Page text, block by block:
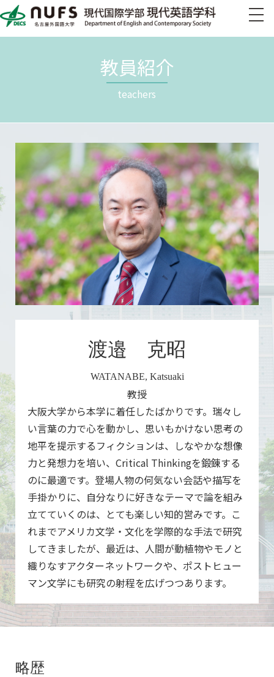
教員紹介
teachers
渡邉 克昭
WATANABE, Katsuaki
教授
大阪大学から本学に着任したばかりです。瑞々し
い言葉の力で心を動かし、思いもかけない思考の
地平を提示するフィクションは、しなやかな想像
力と発想力を培い、Critical Thinkingを鍛錬する
のに最適です。登場人物の何気ない会話や描写を
手掛かりに、自分なりに好きなテーマで論を組み
立てていくのは、とても楽しい知的営みです。こ
れまでアメリカ文学・文化を学際的な手法で研究
してきましたが、最近は、人間が動植物やモノと
織りなすアクターネットワークや、ポストヒュー
マン文学にも研究の射程を広げつつあります。
略歴